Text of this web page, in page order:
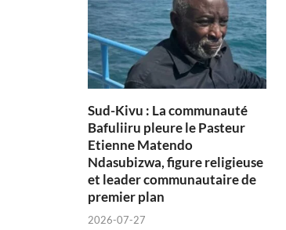
Sud-Kivu : La communauté
Bafuliiru pleure le Pasteur
Etienne Matendo
Ndasubizwa, figure religieuse
et leader communautaire de
premier plan
2026-07-27